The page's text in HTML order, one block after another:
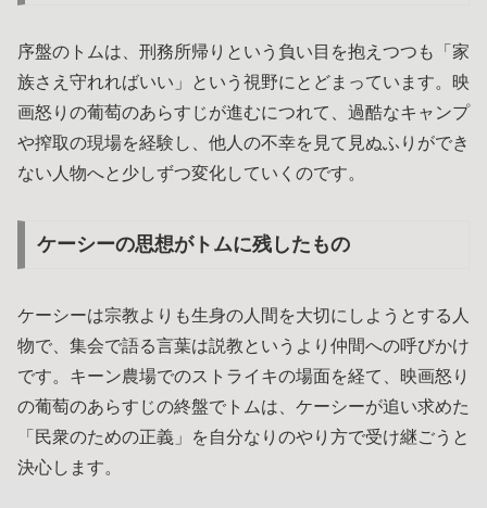
序盤のトムは、刑務所帰りという負い目を抱えつつも「家
族さえ守れればいい」という視野にとどまっています。映
画怒りの葡萄のあらすじが進むにつれて、過酷なキャンプ
や搾取の現場を経験し、他人の不幸を見て見ぬふりができ
ない人物へと少しずつ変化していくのです。
ケーシーの思想がトムに残したもの
ケーシーは宗教よりも生身の人間を大切にしようとする人
物で、集会で語る言葉は説教というより仲間への呼びかけ
です。キーン農場でのストライキの場面を経て、映画怒り
の葡萄のあらすじの終盤でトムは、ケーシーが追い求めた
「民衆のための正義」を自分なりのやり方で受け継ごうと
決心します。